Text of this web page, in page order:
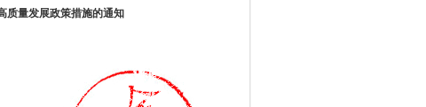
质量发展政策措施的通知